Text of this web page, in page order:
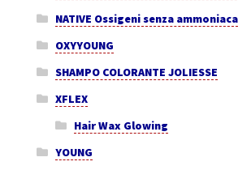
NATIVE Ossigeni senza ammoniaca
OXYYOUNG
SHAMPO COLORANTE JOLIESSE
XFLEX
Hair Wax Glowing
YOUNG